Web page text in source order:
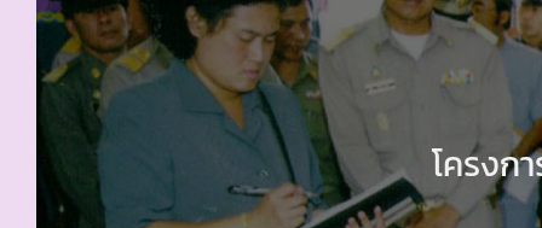
โครงก